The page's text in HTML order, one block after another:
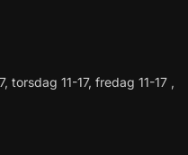
11-17, fredag 11-17 ,